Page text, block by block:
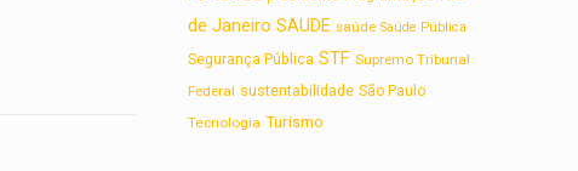
de Janeiro SAUDE saúde Saúde Pública
Segurança Pública STF Supremo Tribunal
Federal sustentabilidade São Paulo
Tecnologia Turismo